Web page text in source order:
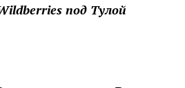
под Тулой